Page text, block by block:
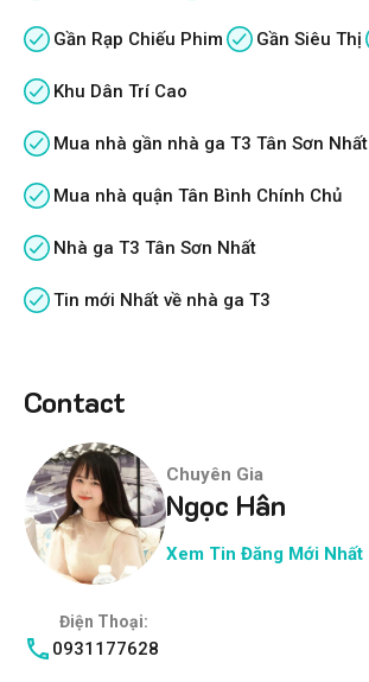
Gần Rạp Chiếu Phim Gần Siêu Thị
Khu Dân Trí Cao
Mua nhà gần nhà ga T3 Tân Sơn Nhất
Mua nhà quận Tân Bình Chính Chủ
Nhà ga T3 Tân Sơn Nhất
Tin mới Nhất về nhà ga T3
Contact
Chuyên Gia
Ngọc Hân
Xem Tin Đăng Mới Nhất
Điện Thoại:
0931177628